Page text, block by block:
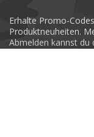
Erhalte Promo-
Produktneuheiten.
Abmelden kannst du